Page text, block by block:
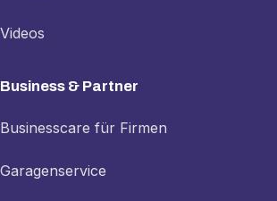
Videos
Business & Partner
Businesscare für Firmen
Garagenservice